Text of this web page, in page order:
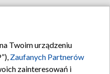
Twoim urządzeniu
Zaufanych Partnerów
zainteresowań i